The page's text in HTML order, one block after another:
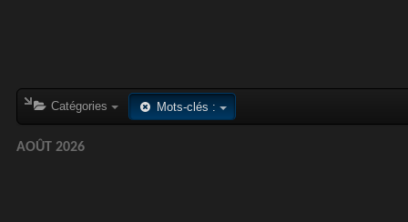
Catégories Mots-clés :
AOÛT 2026